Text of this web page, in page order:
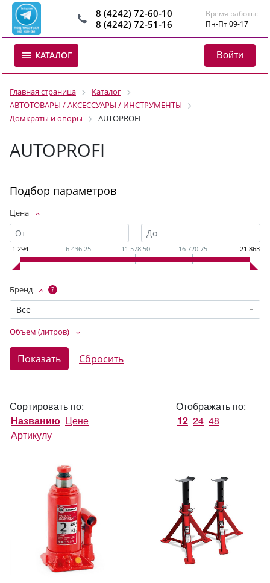
8 (4242) 72-60-10
8 (4242) 72-51-16
Время работы:
Пн-Пт 09-17
КАТАЛОГ Войти
Главная страница
Каталог
АВТОТОВАРЫ / АКСЕССУАРЫ / ИНСТРУМЕНТЫ
Домкраты и опоры
AUTOPROFI
AUTOPROFI
Подбор параметров
Цена
1 294 6 436.25 11 578.50 16 720.75 21 863
Бренд ?
Все
Объем (литров)
Сортировать по:
Названию Цене
Артикулу
Отображать по:
12 24 48